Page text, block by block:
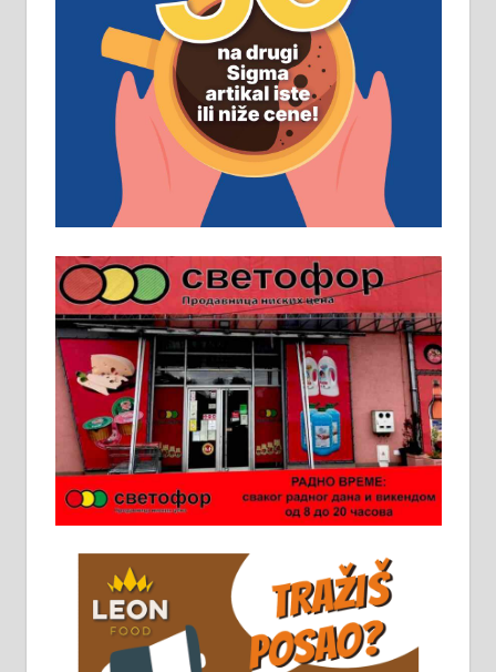
Рудник и флотација Рудник
д.о.о. Рудник запошљава 20
помоћника рудара. Услови:
Основна школа, пожељно радно
искуство на истим и сличним
пословима, али не и неопходан
услов. Обезбеђен смештај,
превоз, исхрана. 032/57-41-122 –
локал 22
Пружам услуге завршних радова
у грађевини, хидроизолације и
молерских радова. 061/25-28-058
Ало таксију потребан возач са Б
категоријом. 064/02-85-511
Потребна два радника за рад на
стоваришту „Липа промет” у
информација доћи лично на
стовариште у улици Максима
Горког 26 сваког радног дана од
8 до 15 часова. 063/465-045